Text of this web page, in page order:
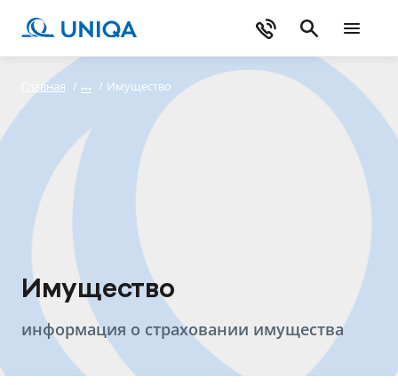
Главная / / Имущество
Имущество
информация о страховании имущества